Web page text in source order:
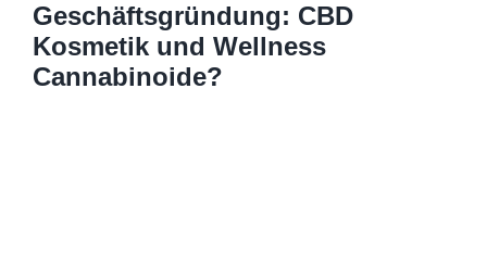
Geschäftsgründung: CBD
Kosmetik und Wellness
Cannabinoide?